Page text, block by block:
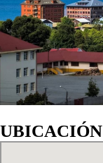
UBICACIÓN